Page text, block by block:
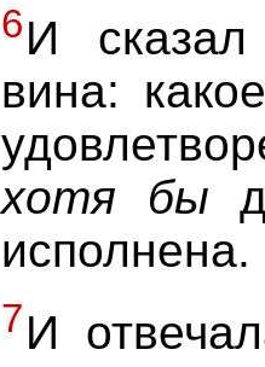
6И
вина:
хотя
бы
исполнена.
7И